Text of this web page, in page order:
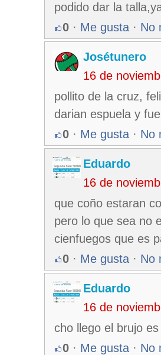
podido dar la
0 · Me gusta · No
Josétunero
16 de
pollito de la cruz,
darian espuela y
0 · Me gusta · No
Eduardo
16 de
que coño estaran
pero lo que sea no
cienfuegos que es
0 · Me gusta · No
Eduardo
16 de
cho llego el brujo
0 · Me gusta · No